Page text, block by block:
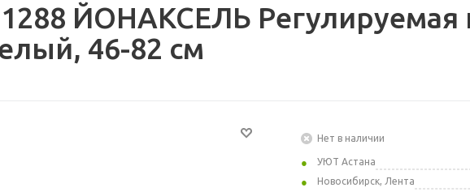
ЙОНАКСЕЛЬ Регулируемая
46-82 см
Нет в наличии
УЮТ Астана
Новосибирск, Лента